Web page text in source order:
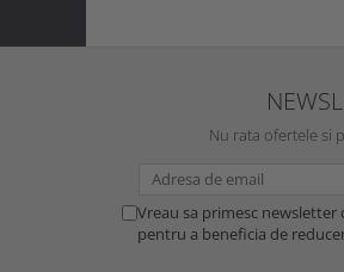
Nu rata ofertele si
Vreau sa primesc
pentru a beneficia de